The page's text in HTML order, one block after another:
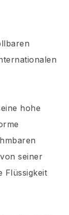
hohe
seiner
Flüssigkeit